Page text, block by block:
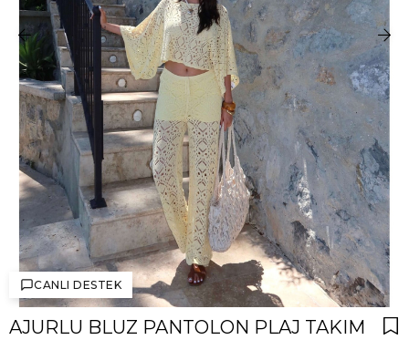
CANLI DESTEK
AJURLU BLUZ PANTOLON PLAJ TAKIM